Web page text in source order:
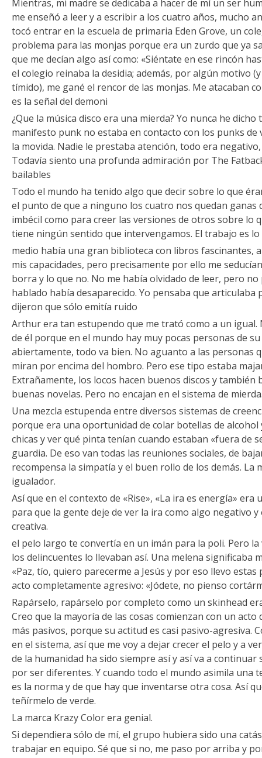
Mientras, mi madre se dedicaba a hacer de mí un ser
me enseñó a leer y a escribir a los cuatro años, mucho
tocó entrar en la escuela de primaria Eden Grove, un
problema para las monjas porque era un zurdo que ya
que me decían algo así como: «Siéntate en ese rincón
el colegio reinaba la desidia; además, por algún motivo
tímido), me gané el rencor de las monjas. Me atacaban
es la señal del demoni
¿Que la música disco era una mierda? Yo nunca he dicho
manifesto punk no estaba en contacto con los punks de
la movida. Nadie le prestaba atención, todo era
Todavía siento una profunda admiración por The
bailables
Todo el mundo ha tenido algo que decir sobre lo que
el punto de que a ninguno los cuatro nos quedan ganas
imbécil como para creer las versiones de otros sobre lo
tiene ningún sentido que intervengamos. El trabajo es
medio había una gran biblioteca con libros fascinantes,
mis capacidades, pero precisamente por ello me
borra y lo que no. No me había olvidado de leer, pero
hablado había desaparecido. Yo pensaba que articulaba
dijeron que sólo emitía ruido
Arthur era tan estupendo que me trató como a un
de él porque en el mundo hay muy pocas personas de
abiertamente, todo va bien. No aguanto a las personas
miran por encima del hombro. Pero ese tipo estaba
Extrañamente, los locos hacen buenos discos y también
buenas novelas. Pero no encajan en el sistema de
Una mezcla estupenda entre diversos sistemas de
porque era una oportunidad de colar botellas de
chicas y ver qué pinta tenían cuando estaban «fuera de
guardia. De eso van todas las reuniones sociales, de
recompensa la simpatía y el buen rollo de los demás. La
igualador.
Así que en el contexto de «Rise», «La ira es energía» era
para que la gente deje de ver la ira como algo negativo
creativa.
el pelo largo te convertía en un imán para la poli. Pero la
los delincuentes lo llevaban así. Una melena significaba
«Paz, tío, quiero parecerme a Jesús y por eso llevo
acto completamente agresivo: «Jódete, no pienso
Rapárselo, rapárselo por completo como un skinhead
Creo que la mayoría de las cosas comienzan con un
más pasivos, porque su actitud es casi pasivo-agresiva.
en el sistema, así que me voy a dejar crecer el pelo y a
de la humanidad ha sido siempre así y así va a
por ser diferentes. Y cuando todo el mundo asimila una
es la norma y de que hay que inventarse otra cosa. Así
teñírmelo de verde.
La marca Krazy Color era genial.
Si dependiera sólo de mí, el grupo hubiera sido una
trabajar en equipo. Sé que si no, me paso por arriba y